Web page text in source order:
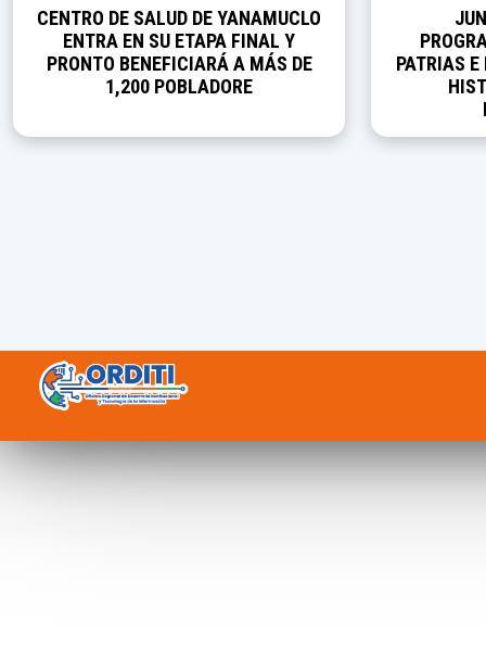
CENTRO DE SALUD DE YANAMUCLO
ENTRA EN SU ETAPA FINAL Y
PRONTO BENEFICIARÁ A MÁS DE
1,200 POBLADORE
PATRIAS